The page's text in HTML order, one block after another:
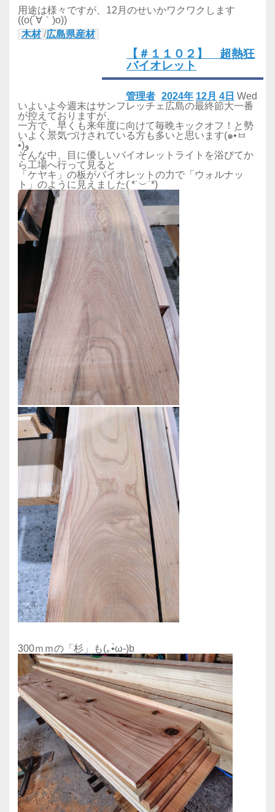
用途は様々ですが、12月のせいかワクワクします
((o(´∀｀)o))
木材/広島県産材
【＃１１０２】 超熱狂
バイオレット
2024年 12月 4日 Wed
管理者
いよいよ今週末はサンフレッチェ広島の最終節大一番
が控えておりますが、
一方で、早くも来年度に向けて毎晩キックオフ！と勢
いよく景気づけされている方も多いと思います(๑•̀ㅂ
•́)و
そんな中、目に優しいバイオレットライトを浴びてか
ら工場へ行って見ると
「ケヤキ」の板がバイオレットの力で「ウォルナッ
ト」のように見えました( *˙︶˙*)
300ｍｍの「杉」も(｡•̀ω-)b